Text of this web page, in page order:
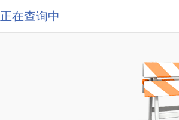
正在查询中